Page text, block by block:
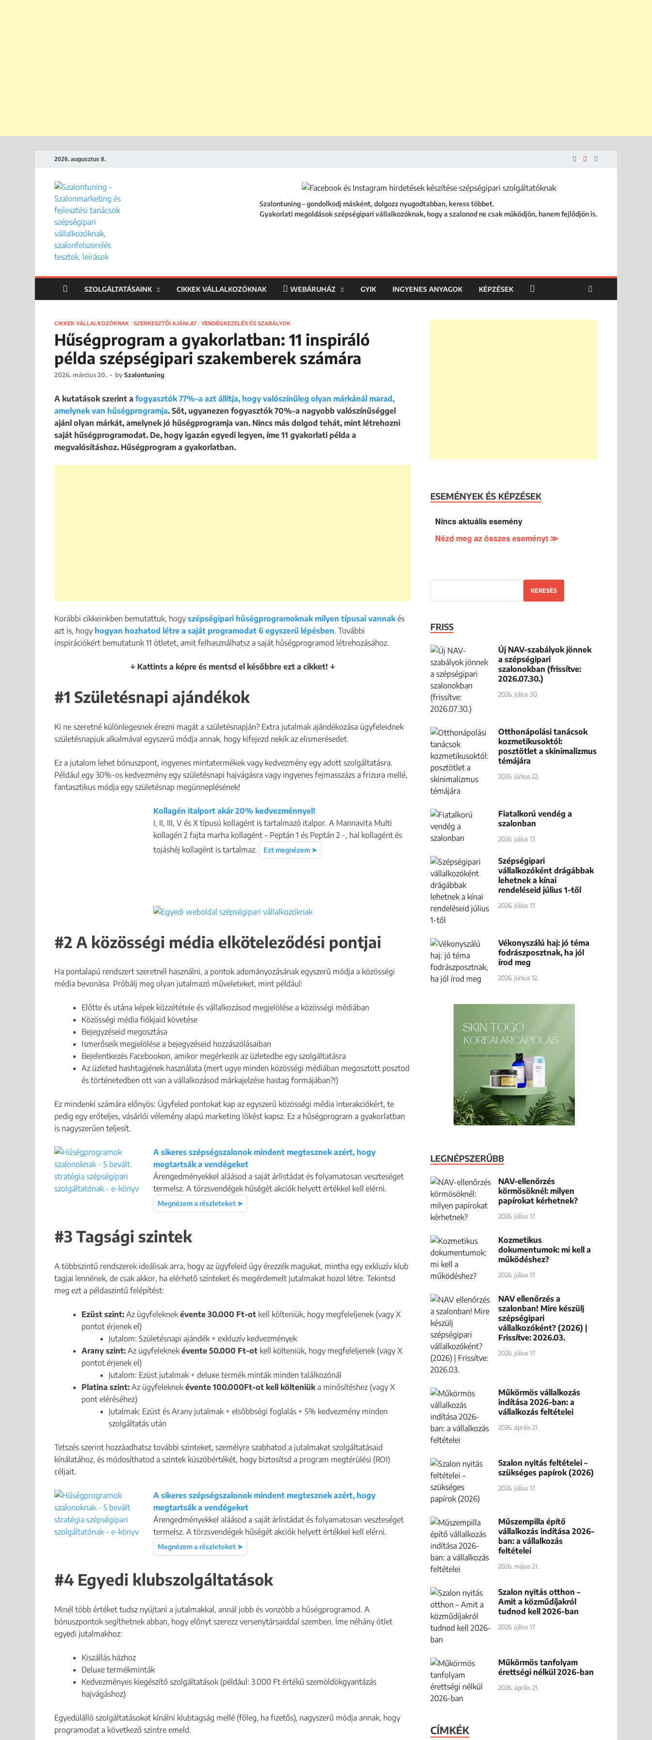
2026. augusztus 8.
Szalontuning – gondolkodj másként, dolgozz nyugodtabban, keress többet.
Gyakorlati megoldások szépségipari vállalkozóknak, hogy a szalonod ne csak működjön, hanem fejlődjön is.
SZOLGÁLTATÁSAINK CIKKEK VÁLLALKOZÓKNAK WEBÁRUHÁZ GYIK INGYENES ANYAGOK KÉPZÉSEK
CIKKEK VÁLLALKOZÓKNAK / SZERKESZTŐI AJÁNLAT / VENDÉGKEZELÉS ÉS SZABÁLYOK
Hűségprogram a gyakorlatban: 11 inspiráló
példa szépségipari szakemberek számára
2026. március 20. - bySzalontuning
A kutatások szerint a fogyasztók 77%-a azt állítja, hogy valószínűleg olyan márkánál marad,
amelynek van hűségprogramja. Sőt, ugyanezen fogyasztók 70%-a nagyobb valószínűséggel
ajánl olyan márkát, amelynek jó hűségprogramja van. Nincs más dolgod tehát, mint létrehozni
saját hűségprogramodat. De, hogy igazán egyedi legyen, íme 11 gyakorlati példa a
megvalósításhoz. Hűségprogram a gyakorlatban.
Korábbi cikkeinkben bemutattuk, hogyszépségipari hűségprogramoknak milyen típusai vannakés
azt is, hogy hogyan hozhatod létre a saját programodat 6 egyszerű lépésben. További
inspirációkért bemutatunk 11 ötletet, amit felhasználhatsz a saját hűségprogramod létrehozásához.
↓ Kattints a képre és mentsd el későbbre ezt a cikket! ↓
#1 Születésnapi ajándékok
Ki ne szeretné különlegesnek érezni magát a születésnapján? Extra jutalmak ajándékozása ügyfeleidnek
születésnapjuk alkalmával egyszerű módja annak, hogy kifejezd nekik az elismerésedet.
Ez a jutalom lehet bónuszpont, ingyenes mintatermékek vagy kedvezmény egy adott szolgáltatásra.
Például egy 30%-os kedvezmény egy születésnapi hajvágásra vagy ingyenes fejmasszázs a frizura mellé,
fantasztikus módja egy születésnap megünneplésének!
Kollagén italport akár 20% kedvezménnyel!
I, II, III, V és X típusú kollagént is tartalmazó italpor. A Mannavita Multi
kollagén 2 fajta marha kollagént – Peptán 1 és Peptán 2 -, hal kollagént és
tojáshéj kollagént is tartalmaz.
Ezt megnézem ➤
#2 A közösségi média elköteleződési pontjai
Ha pontalapú rendszert szeretnél használni, a pontok adományozásának egyszerű módja a közösségi
média bevonása. Próbálj meg olyan jutalmazó műveleteket, mint például:
Előtte és utána képek közzététele és vállalkozásod megjelölése a közösségi médiában
Közösségi média fiókjaid követése
Bejegyzéseid megosztása
Ismerőseik megjelölése a bejegyzéseid hozzászólásaiban
Bejelentkezés Facebookon, amikor megérkezik az üzletedbe egy szolgáltatásra
Az üzleted hashtagjének használata (mert ugye minden közösségi médiában megosztott posztod
és történetedben ott van a vállalkozásod márkajelzése hastag formájában?!)
Ez mindenki számára előnyös: Ügyfeled pontokat kap az egyszerű közösségi média interakciókért, te
pedig egy erőteljes, vásárlói vélemény alapú marketing lökést kapsz. Ez a hűségprogram a gyakorlatban
is nagyszerűen teljesít.
A sikeres szépségszalonok mindent megtesznek azért, hogy
megtartsák a vendégeket
Árengedményekkel aláásod a saját árlistádat és folyamatosan veszteséget
termelsz. A törzsvendégek hűségét akciók helyett értékkel kell elérni.
Megnézem a részleteket ➤
#3 Tagsági szintek
A többszintű rendszerek ideálisak arra, hogy az ügyfeleid úgy érezzék magukat, mintha egy exkluzív klub
tagjai lennének, de csak akkor, ha elérhető szinteket és megérdemelt jutalmakat hozol létre. Tekintsd
meg ezt a példaszintű felépítést:
Ezüst szint: Az ügyfeleknek évente 30.000 Ft-ot kell költeniük, hogy megfeleljenek (vagy X
pontot érjenek el)
Jutalom: Születésnapi ajándék + exkluzív kedvezmények
Arany szint: Az ügyfeleknek évente 50.000 Ft-ot kell költeniük, hogy megfeleljenek (vagy X
pontot érjenek el)
Jutalom: Ezüst jutalmak + deluxe termék minták minden találkozónál
Platina szint: Az ügyfeleknek évente 100.000Ft-ot kell költeniüka minősítéshez (vagy X
pont eléréséhez)
Jutalmak: Ezüst és Arany jutalmak + elsőbbségi foglalás + 5% kedvezmény minden
szolgáltatás után
Tetszés szerint hozzáadhatsz további szinteket, személyre szabhatod a jutalmakat szolgáltatásaid
kínálatához, és módosíthatod a szintek küszöbértékét, hogy biztosítsd a program megtérülési (ROI)
céljait.
A sikeres szépségszalonok mindent megtesznek azért, hogy
megtartsák a vendégeket
Árengedményekkel aláásod a saját árlistádat és folyamatosan veszteséget
termelsz. A törzsvendégek hűségét akciók helyett értékkel kell elérni.
Megnézem a részleteket ➤
#4 Egyedi klubszolgáltatások
Minél több értéket tudsz nyújtani a jutalmakkal, annál jobb és vonzóbb a hűségprogramod. A
bónuszpontok segíthetnek abban, hogy előnyt szerezz versenytársaiddal szemben. Íme néhány ötlet
egyedi jutalmakhoz:
Kiszállás házhoz
Deluxe termékminták
Kedvezményes kiegészítő szolgáltatások (például: 3.000 Ft értékű szemöldökgyantázás
hajvágáshoz)
Egyedülálló szolgáltatásokat kínálni klubtagság mellé (főleg, ha fizetős), nagyszerű módja annak, hogy
programodat a következő szintre emeld.
ESEMÉNYEK ÉS KÉPZÉSEK
Nincs aktuális esemény
Nézd meg az összes eseményt ≫
KERESÉS
FRISS
Új NAV-szabályok jönnek
a szépségipari
szalonokban (frissítve:
2026.07.30.)
2026. július 30.
Otthonápolási tanácsok
kozmetikusoktól:
posztötlet a skinimalizmus
témájára
2026. június 22.
Fiatalkorú vendég a
szalonban
2026. július 17.
Szépségipari
vállalkozóként drágábbak
lehetnek a kínai
rendeléseid július 1-től
2026. július 17.
Vékonyszálú haj: jó téma
fodrászposztnak, ha jól
írod meg
2026. június 12.
LEGNÉPSZERŰBB
NAV-ellenőrzés
körmösöknél: milyen
papírokat kérhetnek?
2026. július 17.
Kozmetikus
dokumentumok: mi kell a
működéshez?
2026. július 17.
NAV ellenőrzés a
szalonban! Mire készülj
szépségipari
vállalkozóként? (2026) |
Frissítve: 2026.03.
2026. július 17.
Műkörmös vállalkozás
indítása 2026-ban: a
vállalkozás feltételei
2026. április 21.
Szalon nyitás feltételei –
szükséges papírok (2026)
2026. július 17.
Műszempilla építő
vállalkozás indítása 2026-
ban: a vállalkozás
feltételei
2026. május 21.
Szalon nyitás otthon –
Amit a közműdíjakról
tudnod kell 2026-ban
2026. július 17.
Műkörmös tanfolyam
érettségi nélkül 2026-ban
2026. április 21.
CÍMKÉK